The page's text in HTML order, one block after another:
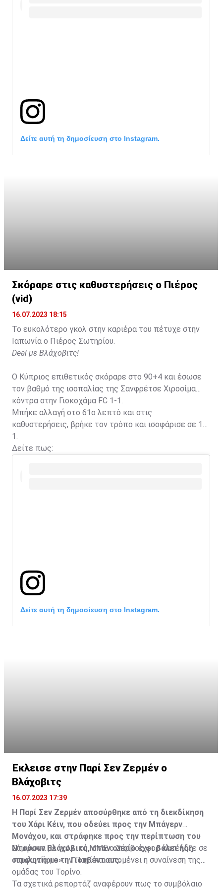
Δείτε αυτή τη δημοσίευση στο Instagram.
Η δημοσίευση κοινοποιήθηκε από το χρήστη David Beckham
Σκόραρε στις καθυστερήσεις ο Πιέρος
(vid)
16.07.2023 18:15
Το ευκολότερο γκολ στην καριέρα του πέτυχε στην
Ιαπωνία ο Πιέρος Σωτηρίου.
Deal με Βλάχοβιτς!
Ο Κύπριος επιθετικός σκόραρε στο 90+4 και έσωσε
τον βαθμό της ισοπαλίας της Σανφρέτσε Χιροσίμα
κόντρα στην Γιοκοχάμα FC 1-1.
Μπήκε αλλαγή στο 61ο λεπτό και στις
καθυστερήσεις, βρήκε τον τρόπο και ισοφάρισε σε 1-
1.
Δείτε πως:
Δείτε αυτή τη δημοσίευση στο Instagram.
Έκλεισε στην Παρί Σεν Ζερμέν ο
Βλάχοβιτς
16.07.2023 17:39
Η Παρί Σεν Ζερμέν αποσύρθηκε από τη διεκδίκηση
του Χάρι Κέιν, που οδεύει προς την Μπάγερν
Μονάχου, και στράφηκε προς την περίπτωση του
Ντούσαν Βλάχοβιτς, στον οποίο έχει βάλει ήδη
«πωλητήριο» η Γιουβέντους.
Σύμφωνα με γαλλικά ΜΜΕ ο Σέρβος φορ κατέληξε σε
συμφωνία με την Παρί και απομένει η συναίνεση της
ομάδας του Τορίνο.
Τα σχετικά ρεπορτάζ αναφέρουν πως το συμβόλαιο